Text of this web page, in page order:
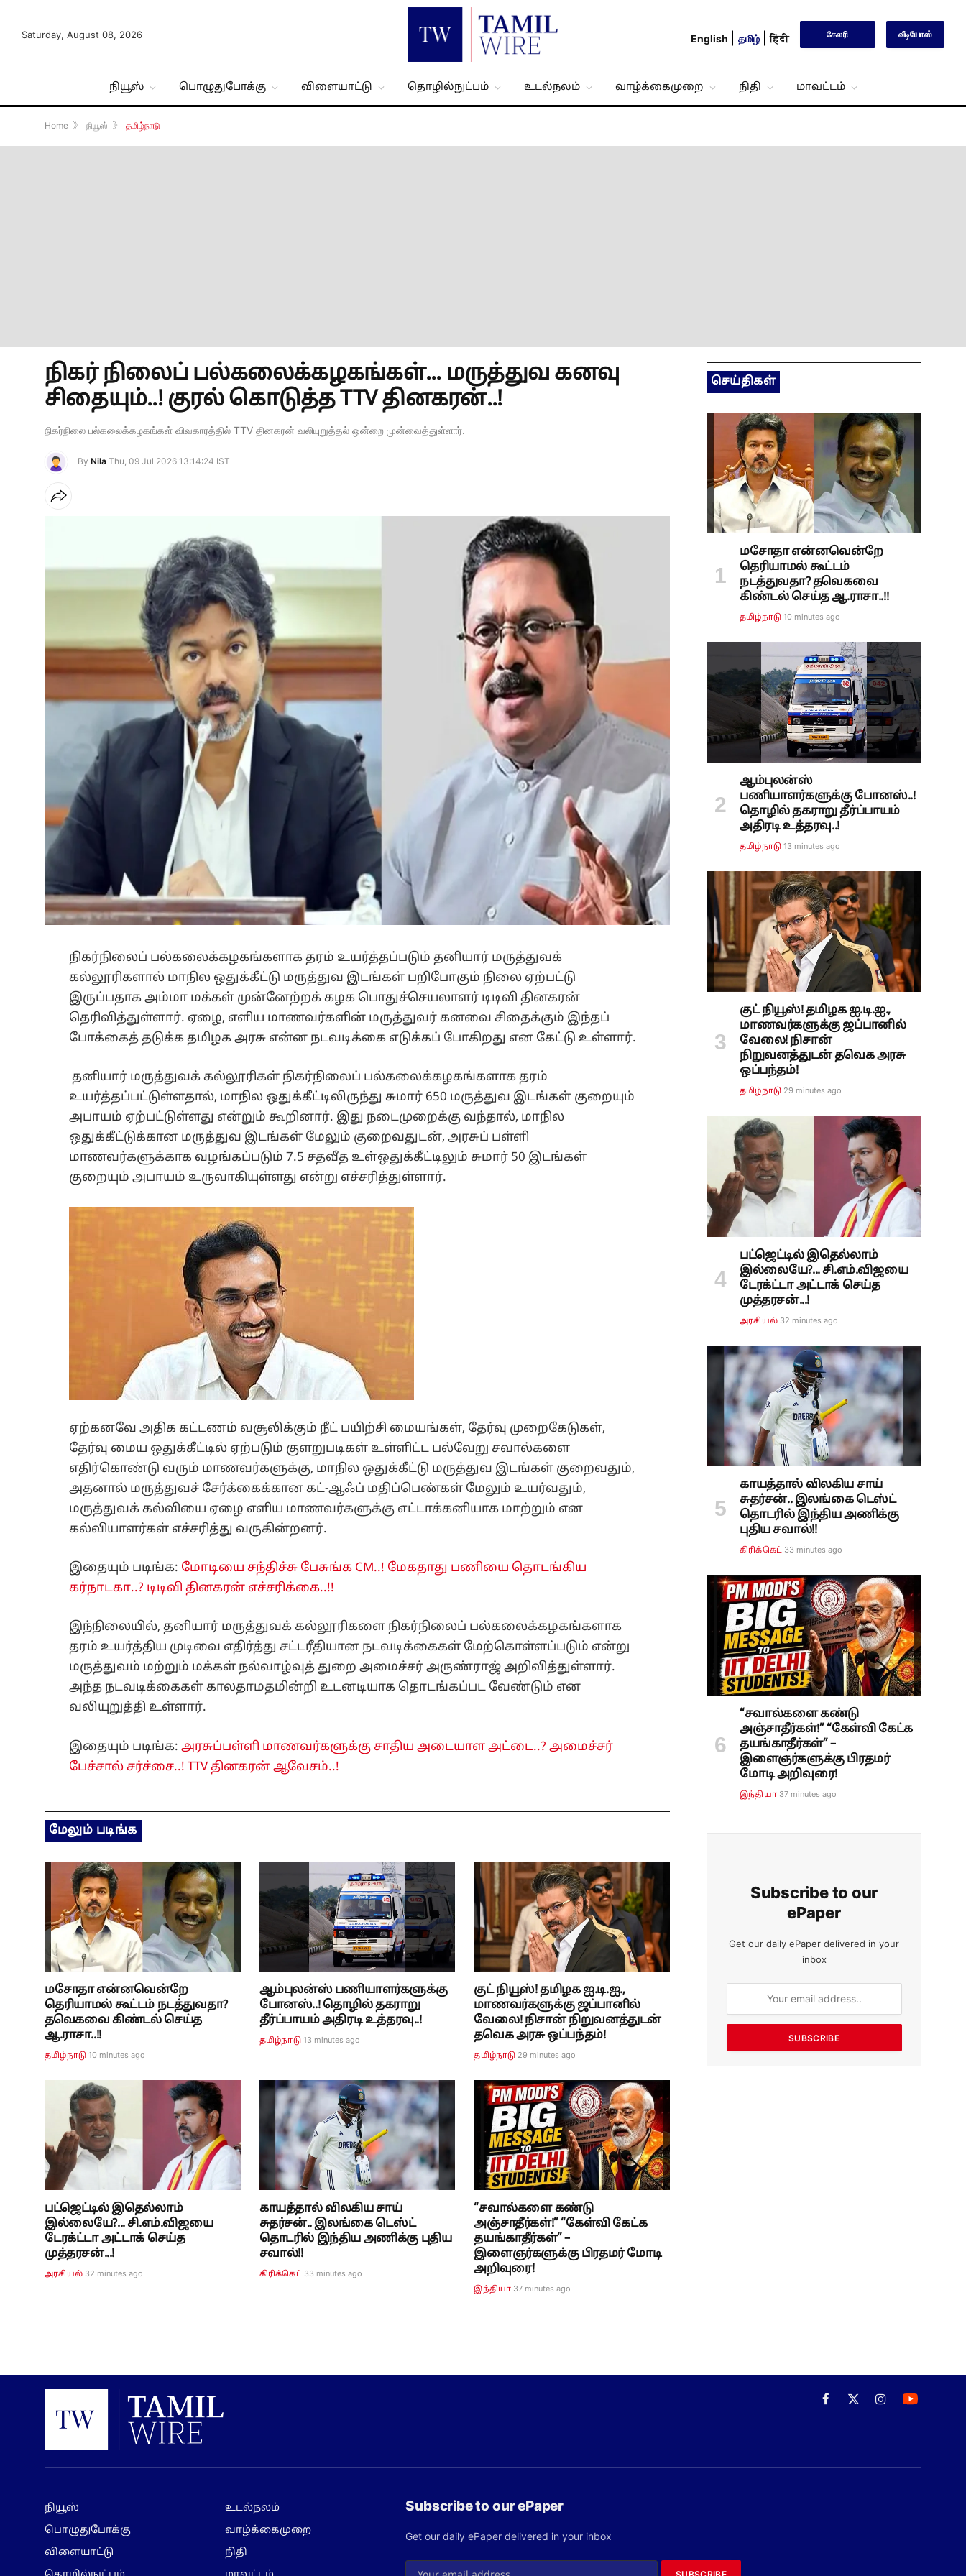
Saturday, August 08, 2026 English தமிழ் हिंदी கேலரி வீடியோஸ்
நியூஸ் பொழுதுபோக்கு விளையாட்டு தொழில்நுட்பம் உடல்நலம் வாழ்க்கைமுறை நிதி மாவட்டம்
Home 》 நியூஸ் 》 தமிழ்நாடு
நிகர் நிலைப் பல்கலைக்கழகங்கள்... மருத்துவ கனவு
சிதையும்..! குரல் கொடுத்த TTV தினகரன்..!
நிகர்நிலை பல்கலைக்கழகங்கள் விவகாரத்தில் TTV தினகரன் வலியுறுத்தல் ஒன்றை முன்வைத்துள்ளார்.
By Nila Thu, 09 Jul 2026 13:14:24 IST
நிகர்நிலைப் பல்கலைக்கழகங்களாக தரம் உயர்த்தப்படும் தனியார் மருத்துவக்
கல்லூரிகளால் மாநில ஒதுக்கீட்டு மருத்துவ இடங்கள் பறிபோகும் நிலை ஏற்பட்டு
இருப்பதாக அம்மா மக்கள் முன்னேற்றக் கழக பொதுச்செயலாளர் டிடிவி தினகரன்
தெரிவித்துள்ளார். ஏழை, எளிய மாணவர்களின் மருத்துவர் கனவை சிதைக்கும் இந்தப்
போக்கைத் தடுக்க தமிழக அரசு என்ன நடவடிக்கை எடுக்கப் போகிறது என கேட்டு உள்ளார்.
தனியார் மருத்துவக் கல்லூரிகள் நிகர்நிலைப் பல்கலைக்கழகங்களாக தரம்
உயர்த்தப்பட்டுள்ளதால், மாநில ஒதுக்கீட்டிலிருந்து சுமார் 650 மருத்துவ இடங்கள் குறையும்
அபாயம் ஏற்பட்டுள்ளது என்றும் கூறினார். இது நடைமுறைக்கு வந்தால், மாநில
ஒதுக்கீட்டுக்கான மருத்துவ இடங்கள் மேலும் குறைவதுடன், அரசுப் பள்ளி
மாணவர்களுக்காக வழங்கப்படும் 7.5 சதவீத உள்ஒதுக்கீட்டிலும் சுமார் 50 இடங்கள்
குறையும் அபாயம் உருவாகியுள்ளது என்று எச்சரித்துள்ளார்.
ஏற்கனவே அதிக கட்டணம் வசூலிக்கும் நீட் பயிற்சி மையங்கள், தேர்வு முறைகேடுகள்,
தேர்வு மைய ஒதுக்கீட்டில் ஏற்படும் குளறுபடிகள் உள்ளிட்ட பல்வேறு சவால்களை
எதிர்கொண்டு வரும் மாணவர்களுக்கு, மாநில ஒதுக்கீட்டு மருத்துவ இடங்கள் குறைவதும்,
அதனால் மருத்துவச் சேர்க்கைக்கான கட்-ஆஃப் மதிப்பெண்கள் மேலும் உயர்வதும்,
மருத்துவக் கல்வியை ஏழை எளிய மாணவர்களுக்கு எட்டாக்கனியாக மாற்றும் என
கல்வியாளர்கள் எச்சரித்து வருகின்றனர்.
இதையும் படிங்க: மோடியை சந்திச்சு பேசுங்க CM..! மேகதாது பணியை தொடங்கிய
கர்நாடகா..? டிடிவி தினகரன் எச்சரிக்கை..!!
இந்நிலையில், தனியார் மருத்துவக் கல்லூரிகளை நிகர்நிலைப் பல்கலைக்கழகங்களாக
தரம் உயர்த்திய முடிவை எதிர்த்து சட்டரீதியான நடவடிக்கைகள் மேற்கொள்ளப்படும் என்று
மருத்துவம் மற்றும் மக்கள் நல்வாழ்வுத் துறை அமைச்சர் அருண்ராஜ் அறிவித்துள்ளார்.
அந்த நடவடிக்கைகள் காலதாமதமின்றி உடனடியாக தொடங்கப்பட வேண்டும் என
வலியுறுத்தி உள்ளார்.
இதையும் படிங்க:அரசுப்பள்ளி மாணவர்களுக்கு சாதிய அடையாள அட்டை..? அமைச்சர்
பேச்சால் சர்ச்சை..! TTV தினகரன் ஆவேசம்..!
மேலும் படிங்க
மசோதா என்னவென்றே
தெரியாமல் கூட்டம் நடத்துவதா?
தவெகவை கிண்டல் செய்த
ஆ.ராசா..!!
தமிழ்நாடு 10 minutes ago
ஆம்புலன்ஸ் பணியாளர்களுக்கு
போனஸ்..! தொழில் தகராறு
தீர்ப்பாயம் அதிரடி உத்தரவு..!
தமிழ்நாடு 13 minutes ago
குட் நியூஸ்! தமிழக ஐ.டி.ஐ.,
மாணவர்களுக்கு ஜப்பானில்
வேலை! நிசான் நிறுவனத்துடன்
தவெக அரசு ஒப்பந்தம்!
தமிழ்நாடு 29 minutes ago
பட்ஜெட்டில் இதெல்லாம்
இல்லையே?... சி.எம்.விஜயை
டேரக்ட்டா அட்டாக் செய்த
முத்தரசன்...!
அரசியல் 32 minutes ago
காயத்தால் விலகிய சாய்
சுதர்சன்.. இலங்கை டெஸ்ட்
தொடரில் இந்திய அணிக்கு புதிய
சவால்!!
கிரிக்கெட் 33 minutes ago
“சவால்களை கண்டு
அஞ்சாதீர்கள்!” “கேள்வி கேட்க
தயங்காதீர்கள்” –
இளைஞர்களுக்கு பிரதமர் மோடி
அறிவுரை!
இந்தியா 37 minutes ago
செய்திகள்
மசோதா என்னவென்றே
தெரியாமல் கூட்டம்
நடத்துவதா? தவெகவை
கிண்டல் செய்த ஆ.ராசா..!!
தமிழ்நாடு 10 minutes ago
ஆம்புலன்ஸ்
பணியாளர்களுக்கு போனஸ்..!
தொழில் தகராறு தீர்ப்பாயம்
அதிரடி உத்தரவு..!
தமிழ்நாடு 13 minutes ago
குட் நியூஸ்! தமிழக ஐ.டி.ஐ.,
மாணவர்களுக்கு ஜப்பானில்
வேலை! நிசான்
நிறுவனத்துடன் தவெக அரசு
ஒப்பந்தம்!
தமிழ்நாடு 29 minutes ago
பட்ஜெட்டில் இதெல்லாம்
இல்லையே?... சி.எம்.விஜயை
டேரக்ட்டா அட்டாக் செய்த
முத்தரசன்...!
அரசியல் 32 minutes ago
காயத்தால் விலகிய சாய்
சுதர்சன்.. இலங்கை டெஸ்ட்
தொடரில் இந்திய அணிக்கு
புதிய சவால்!!
கிரிக்கெட் 33 minutes ago
“சவால்களை கண்டு
அஞ்சாதீர்கள்!” “கேள்வி கேட்க
தயங்காதீர்கள்” –
இளைஞர்களுக்கு பிரதமர்
மோடி அறிவுரை!
இந்தியா 37 minutes ago
Subscribe to our
ePaper
Get our daily ePaper delivered in your
inbox
SUBSCRIBE
Facebook
X
Instagram
நியூஸ்
பொழுதுபோக்கு
விளையாட்டு
உடல்நலம்
வாழ்க்கைமுறை
நிதி
Subscribe to our ePaper
Get our daily ePaper delivered in your inbox